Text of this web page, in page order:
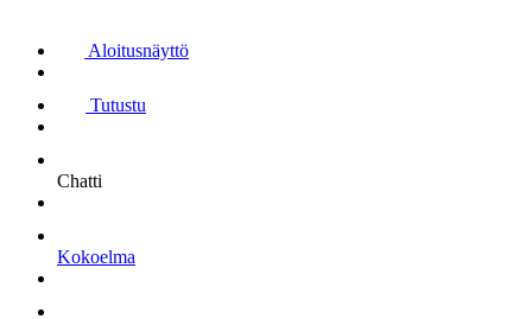
Aloitusnäyttö
Tutustu
Chatti
Kokoelma